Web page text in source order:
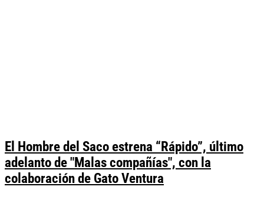
El Hombre del Saco estrena “Rápido”, último
adelanto de "Malas compañías", con la
colaboración de Gato Ventura